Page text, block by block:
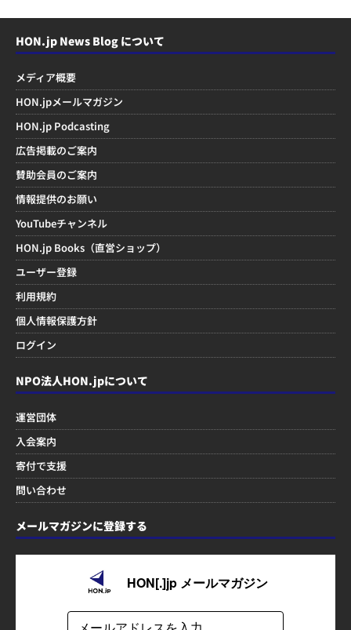
HON.jp News Blog について
メディア概要
HON.jpメールマガジン
HON.jp Podcasting
広告掲載のご案内
賛助会員のご案内
情報提供のお願い
YouTubeチャンネル
HON.jp Books（直営ショップ）
ユーザー登録
利用規約
個人情報保護方針
ログイン
NPO法人HON.jpについて
運営団体
入会案内
寄付で支援
問い合わせ
メールマガジンに登録する